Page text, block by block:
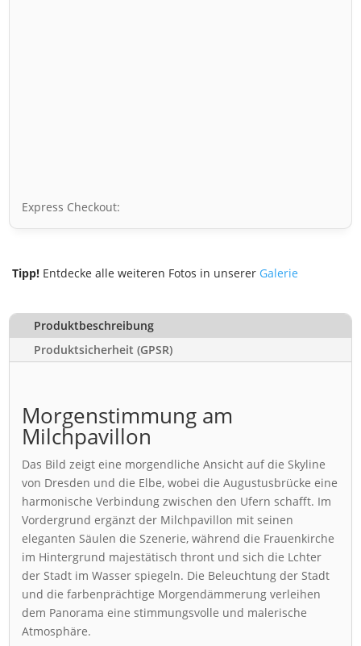
Express Checkout:
Tipp! Entdecke alle weiteren Fotos in unserer Galerie
Produktbeschreibung
Produktsicherheit (GPSR)
Morgenstimmung am
Milchpavillon
Das Bild zeigt eine morgendliche Ansicht auf die Skyline
von Dresden und die Elbe, wobei die Augustusbrücke eine
harmonische Verbindung zwischen den Ufern schafft. Im
Vordergrund ergänzt der Milchpavillon mit seinen
eleganten Säulen die Szenerie, während die Frauenkirche
im Hintergrund majestätisch thront und sich die Lchter
der Stadt im Wasser spiegeln. Die Beleuchtung der Stadt
und die farbenprächtige Morgendämmerung verleihen
dem Panorama eine stimmungsvolle und malerische
Atmosphäre.